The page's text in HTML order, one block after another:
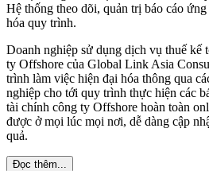
Hệ thống theo dõi, quản trị báo cáo
hóa quy trình.
Doanh nghiệp sử dụng dịch vụ thuế kế
ty Offshore của Global Link Asia
trình làm việc hiện đại hóa thông qua
nghiệp cho tới quy trình thực hiện các
tài chính công ty Offshore hoàn toàn
được ở mọi lúc mọi nơi, dễ dàng cập
quả.
Đọc thêm...